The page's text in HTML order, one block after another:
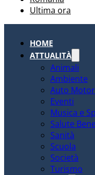
Ultima ora
HOME
ATTUALITÀ
Animali
Ambiente
Auto
Eventi
Musica e
Salute
Sanità
Scuola
Società
Turismo